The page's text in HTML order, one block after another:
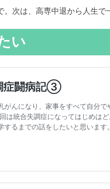
。次は、高専中退から人生で
い